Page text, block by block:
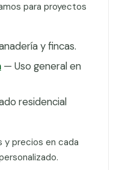
para proyectos
y fincas.
— Uso general en
residencial
y precios en cada